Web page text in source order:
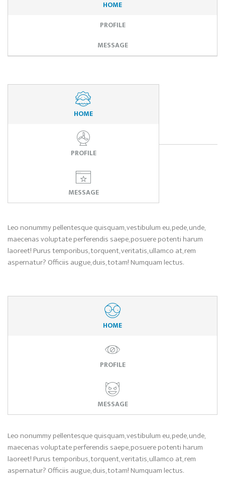
HOME
PROFILE
MESSAGE
HOME
PROFILE
MESSAGE
Leo nonummy pellentesque quisquam, vestibulum eu, pede, unde,
maecenas voluptate perferendis saepe, posuere potenti harum
laoreet! Purus temporibus, torquent, veritatis, ullamco at, rem
aspernatur? Officiis augue, duis, totam! Numquam lectus.
HOME
PROFILE
MESSAGE
Leo nonummy pellentesque quisquam, vestibulum eu, pede, unde,
maecenas voluptate perferendis saepe, posuere potenti harum
laoreet! Purus temporibus, torquent, veritatis, ullamco at, rem
aspernatur? Officiis augue, duis, totam! Numquam lectus.